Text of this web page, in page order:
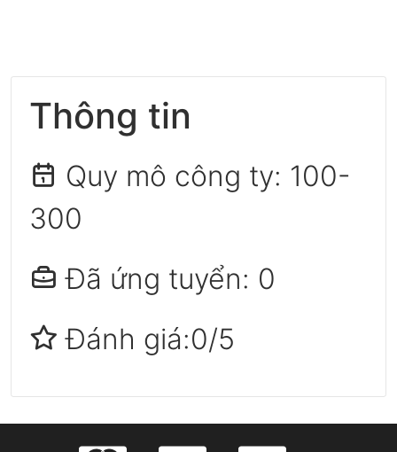
Thông tin
Quy mô công ty: 100-
300
Đã ứng tuyển: 0
Đánh giá:0/5